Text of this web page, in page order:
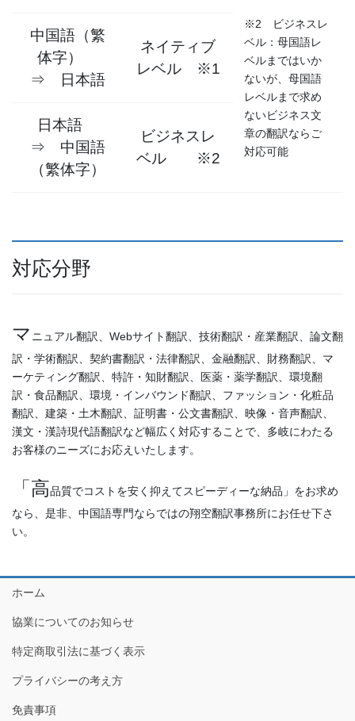
※2 ビジネスレ
ベル：母国語レ
ベルまではいか
ないが、母国語
レベルまで求め
ないビジネス文
章の翻訳ならご
対応可能
中国語（繁
体字）
⇒ 日本語
ネイティブ
レベル ※1
日本語
⇒ 中国語
（繁体字）
ビジネスレ
ベル ※2
対応分野
マ ニュアル翻訳、Webサイト翻訳、技術翻訳・産業翻訳、論文翻
訳・学術翻訳、契約書翻訳・法律翻訳、金融翻訳、財務翻訳、マ
ーケティング翻訳、特許・知財翻訳、医薬・薬学翻訳、環境翻
訳・食品翻訳、環境・インバウンド翻訳、ファッション・化粧品
翻訳、建築・土木翻訳、証明書・公文書翻訳、映像・音声翻訳、
漢文・漢詩現代語翻訳など幅広く対応することで、多岐にわたる
お客様のニーズにお応えいたします。
「高品質でコストを安く抑えてスピーディーな納品」をお求め
なら、是非、中国語専門ならではの翔空翻訳事務所にお任せ下さ
い。
ホーム
協業についてのお知らせ
特定商取引法に基づく表示
プライバシーの考え方
免責事項